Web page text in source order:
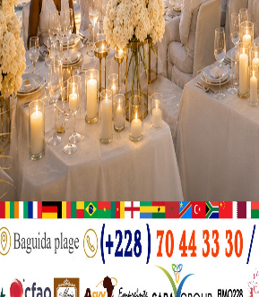
Les éperviers Dames
semble être favori sur le papier,